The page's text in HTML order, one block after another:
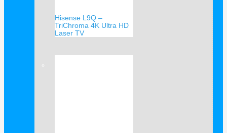
Hisense L9Q –
TriChroma 4K Ultra HD
Laser TV